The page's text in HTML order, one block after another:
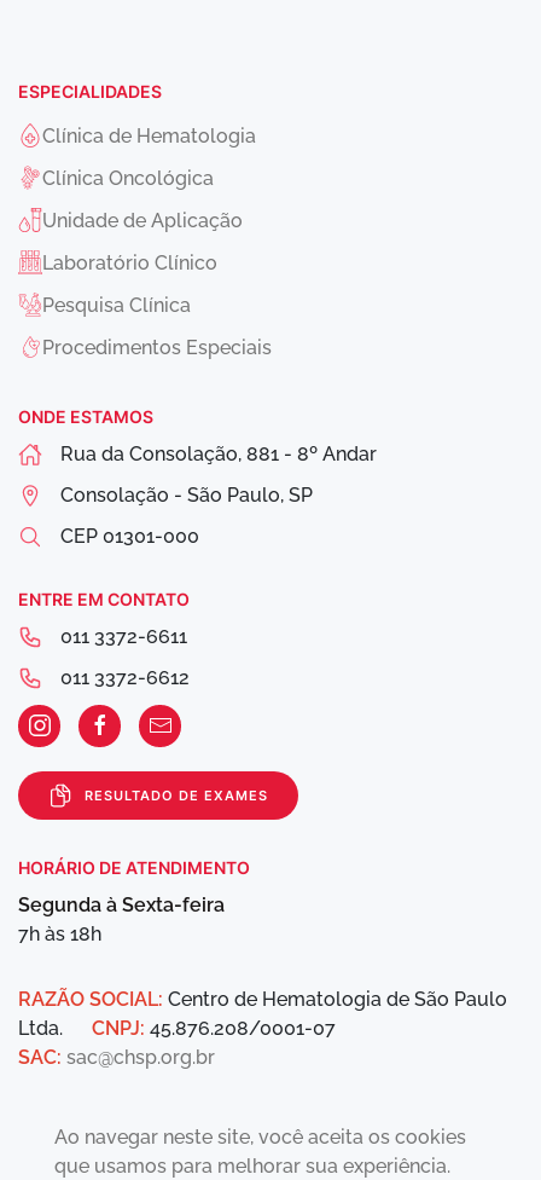
ESPECIALIDADES
Clínica de Hematologia
Clínica Oncológica
Unidade de Aplicação
Laboratório Clínico
Pesquisa Clínica
Procedimentos Especiais
ONDE ESTAMOS
Rua da Consolação, 881 - 8º Andar
Consolação - São Paulo, SP
CEP 01301-000
ENTRE EM CONTATO
011 3372-6611
011 3372-6612
RESULTADO DE EXAMES
HORÁRIO DE ATENDIMENTO
Segunda à Sexta-feira
7h às 18h
RAZÃO SOCIAL: Centro de Hematologia de São Paulo
Ltda. CNPJ: 45.876.208/0001-07
SAC: sac@chsp.org.br
Ao navegar neste site, você aceita os cookies
que usamos para melhorar sua experiência.